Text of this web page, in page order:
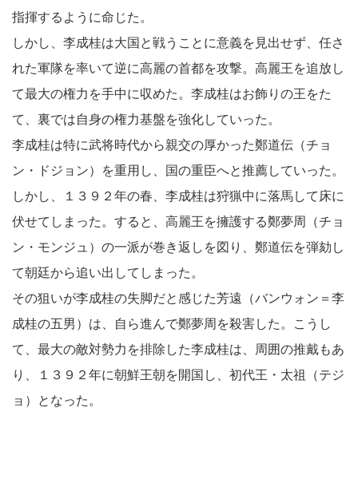
指揮するように命じた。
しかし、李成桂は大国と戦うことに意義を見出せず、任さ
れた軍隊を率いて逆に高麗の首都を攻撃。高麗王を追放し
て最大の権力を手中に収めた。李成桂はお飾りの王をた
て、裏では自身の権力基盤を強化していった。
李成桂は特に武将時代から親交の厚かった鄭道伝（チョ
ン・ドジョン）を重用し、国の重臣へと推薦していった。
しかし、１３９２年の春、李成桂は狩猟中に落馬して床に
伏せてしまった。すると、高麗王を擁護する鄭夢周（チョ
ン・モンジュ）の一派が巻き返しを図り、鄭道伝を弾劾し
て朝廷から追い出してしまった。
その狙いが李成桂の失脚だと感じた芳遠（バンウォン＝李
成桂の五男）は、自ら進んで鄭夢周を殺害した。こうし
て、最大の敵対勢力を排除した李成桂は、周囲の推戴もあ
り、１３９２年に朝鮮王朝を開国し、初代王・太祖（テジ
ョ）となった。